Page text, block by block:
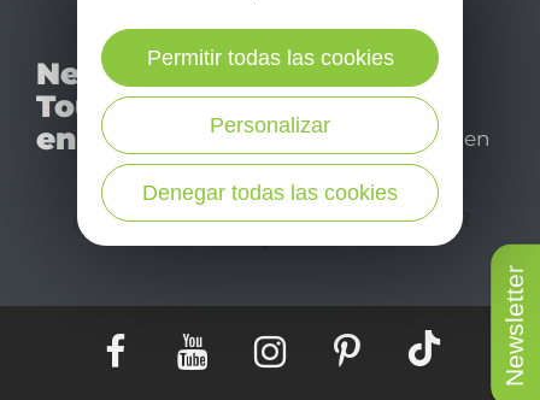
Newsletter
Newsletter
Tourismo
en Aveyron
No se pierda nuestro
mensual newsletter y
disfrutar de su estancia en
el Aveyron.
¡SUSCRÍBASE A NUESTRO NEWSLETTER
Denegar todas las cookies
Personalizar
Permitir todas las cookies